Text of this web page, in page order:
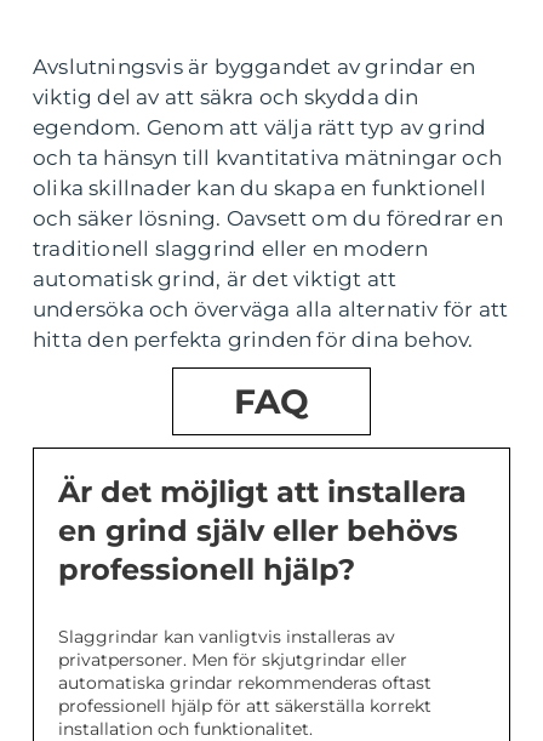
Avslutningsvis är byggandet av grindar en
viktig del av att säkra och skydda din
egendom. Genom att välja rätt typ av grind
och ta hänsyn till kvantitativa mätningar och
olika skillnader kan du skapa en funktionell
och säker lösning. Oavsett om du föredrar en
traditionell slaggrind eller en modern
automatisk grind, är det viktigt att
undersöka och överväga alla alternativ för att
hitta den perfekta grinden för dina behov.
FAQ
Är det möjligt att installera
en grind själv eller behövs
professionell hjälp?
Slaggrindar kan vanligtvis installeras av
privatpersoner. Men för skjutgrindar eller
automatiska grindar rekommenderas oftast
professionell hjälp för att säkerställa korrekt
installation och funktionalitet.